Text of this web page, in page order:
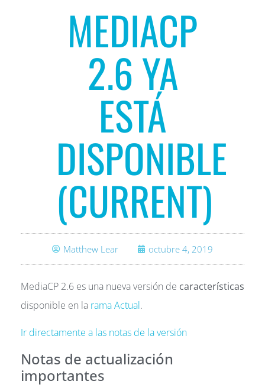
MEDIACP
2.6 YA
ESTÁ
DISPONIBLE
(CURRENT)
Matthew Lear octubre 4, 2019
MediaCP 2.6 es una nueva versión de características
disponible en la rama Actual.
Ir directamente a las notas de la versión
Notas de actualización
importantes